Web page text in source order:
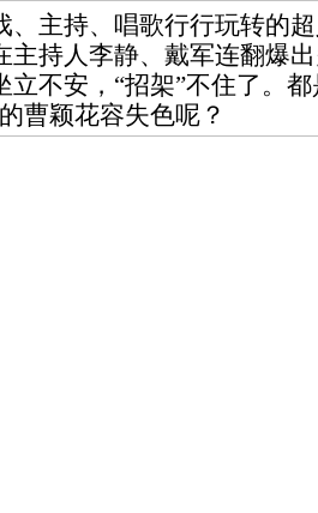
主持、唱歌行行玩转的超
主持人李静、戴军连翻爆
立不安，“招架”不住了。
曹颖花容失色呢？